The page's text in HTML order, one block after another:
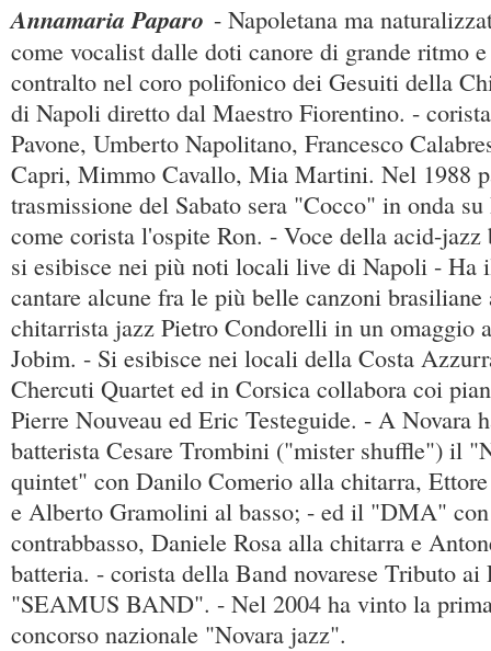
Annamaria Paparo - Napoletana ma
come vocalist dalle doti canore di grande ritmo
contralto nel coro polifonico dei Gesuiti della
di Napoli diretto dal Maestro Fiorentino. -
Pavone, Umberto Napolitano, Francesco
Capri, Mimmo Cavallo, Mia Martini. Nel 1988
trasmissione del Sabato sera "Cocco" in onda
come corista l'ospite Ron. - Voce della acid-
si esibisce nei più noti locali live di Napoli -
cantare alcune fra le più belle canzoni brasiliane
chitarrista jazz Pietro Condorelli in un omaggio
Jobim. - Si esibisce nei locali della Costa
Chercuti Quartet ed in Corsica collabora coi
Pierre Nouveau ed Eric Testeguide. - A Novara
batterista Cesare Trombini ("mister shuffle") il
quintet" con Danilo Comerio alla chitarra,
e Alberto Gramolini al basso; - ed il "DMA"
contrabbasso, Daniele Rosa alla chitarra e
batteria. - corista della Band novarese Tributo ai
"SEAMUS BAND". - Nel 2004 ha vinto la
concorso nazionale "Novara jazz".